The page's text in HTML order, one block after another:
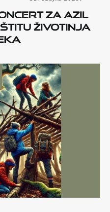
za Azil
životinja